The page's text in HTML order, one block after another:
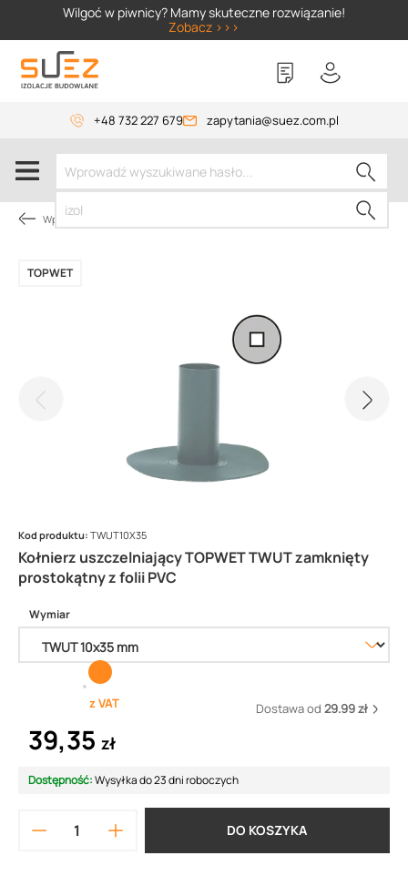
Wilgoć w piwnicy? Mamy skuteczne rozwiązanie!
Zobacz >>>
+48 732 227 679 zapytania@suez.com.pl
Wpusty i akcesoria
Kołnierz uszczelniający TOPWET TWUT zamknięty
prostokątny z folii PVC
TOPWET
Kod produktu: TWUT10X35
Wymiar
z VAT Dostawa od 29.99 zł
39,35 zł
Dostępność:Wysyłka do 23 dni roboczych
DO KOSZYKA